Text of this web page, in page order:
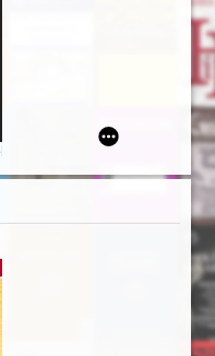
produkt kulturalny i
Góry w twórczości